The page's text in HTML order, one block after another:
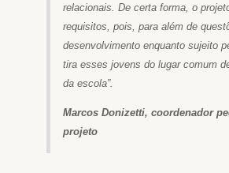
relacionais. De certa forma, o
requisitos, pois, para além de
desenvolvimento enquanto sujeito
tira esses jovens do lugar comum
da escola”.
Marcos Donizetti, coordenador
projeto